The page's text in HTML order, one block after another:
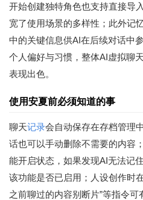
开始创建独特角色也支持直接导
宽了使用场景的多样性；此外记
中的关键信息供AI在后续对话中
个人偏好与习惯，整体AI虚拟聊
表现出色。
使用安夏前必须知道的事
聊天记录会自动保存在存档管理
话也可以手动删除不需要的内容
能开启状态，如果发现AI无法记
该功能是否已启用；人设创作时
之前聊过的内容别断片”等指令